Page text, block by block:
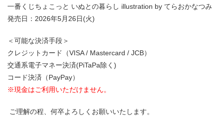
一番くじちょこっと いぬとの暮らし illustration by てらおかなつみ
発売日：2026年5月26日(火)
＜可能な決済手段＞
クレジットカード（VISA / Mastercard / JCB）
交通系電子マネー決済(PiTaPa除く)
コード決済（PayPay）
※現金はご利用いただけません。
ご理解の程、何卒よろしくお願いいたします。